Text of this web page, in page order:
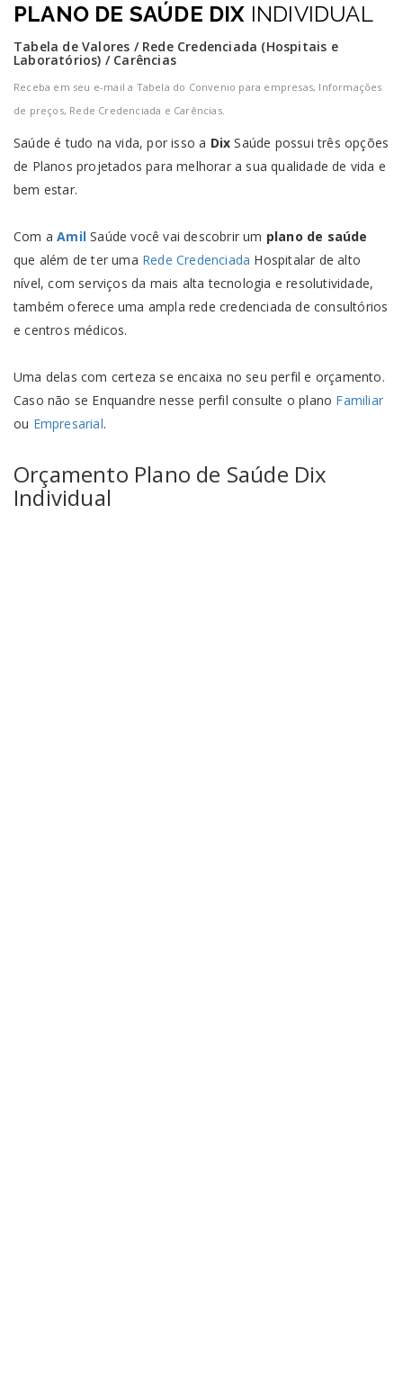
PLANO DE SAÚDE DIX INDIVIDUAL
Tabela de Valores / Rede Credenciada (Hospitais e
Laboratórios) / Carências
Receba em seu e-mail a Tabela do Convenio para empresas, Informações
de preços, Rede Credenciada e Carências.
Saúde é tudo na vida, por isso a Dix Saúde possui três opções
de Planos projetados para melhorar a sua qualidade de vida e
bem estar.
Com aAmil Saúde você vai descobrir um plano de saúde
que além de ter uma Rede Credenciada Hospitalar de alto
nível, com serviços da mais alta tecnologia e resolutividade,
também oferece uma ampla rede credenciada de consultórios
e centros médicos.
Uma delas com certeza se encaixa no seu perfil e orçamento.
Caso não se Enquandre nesse perfil consulte o plano Familiar
ou Empresarial.
Orçamento Plano de Saúde Dix
Individual